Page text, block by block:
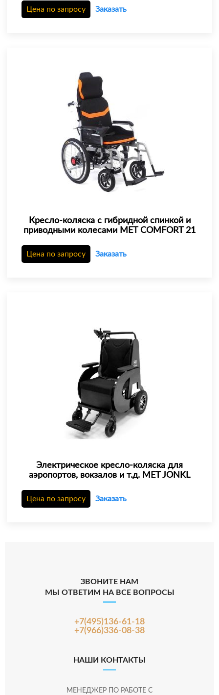
Цена по запросу Заказать
Кресло-коляска с гибридной спинкой и
приводными колесами MET COMFORT 21
Цена по запросу Заказать
Электрическое кресло-коляска для
аэропортов, вокзалов и т.д. MET JONKL
Цена по запросу Заказать
ЗВОНИТЕ НАМ
МЫ ОТВЕТИМ НА ВСЕ ВОПРОСЫ
+7(495)136-61-18
+7(966)336-08-38
НАШИ КОНТАКТЫ
МЕНЕДЖЕР ПО РАБОТЕ С